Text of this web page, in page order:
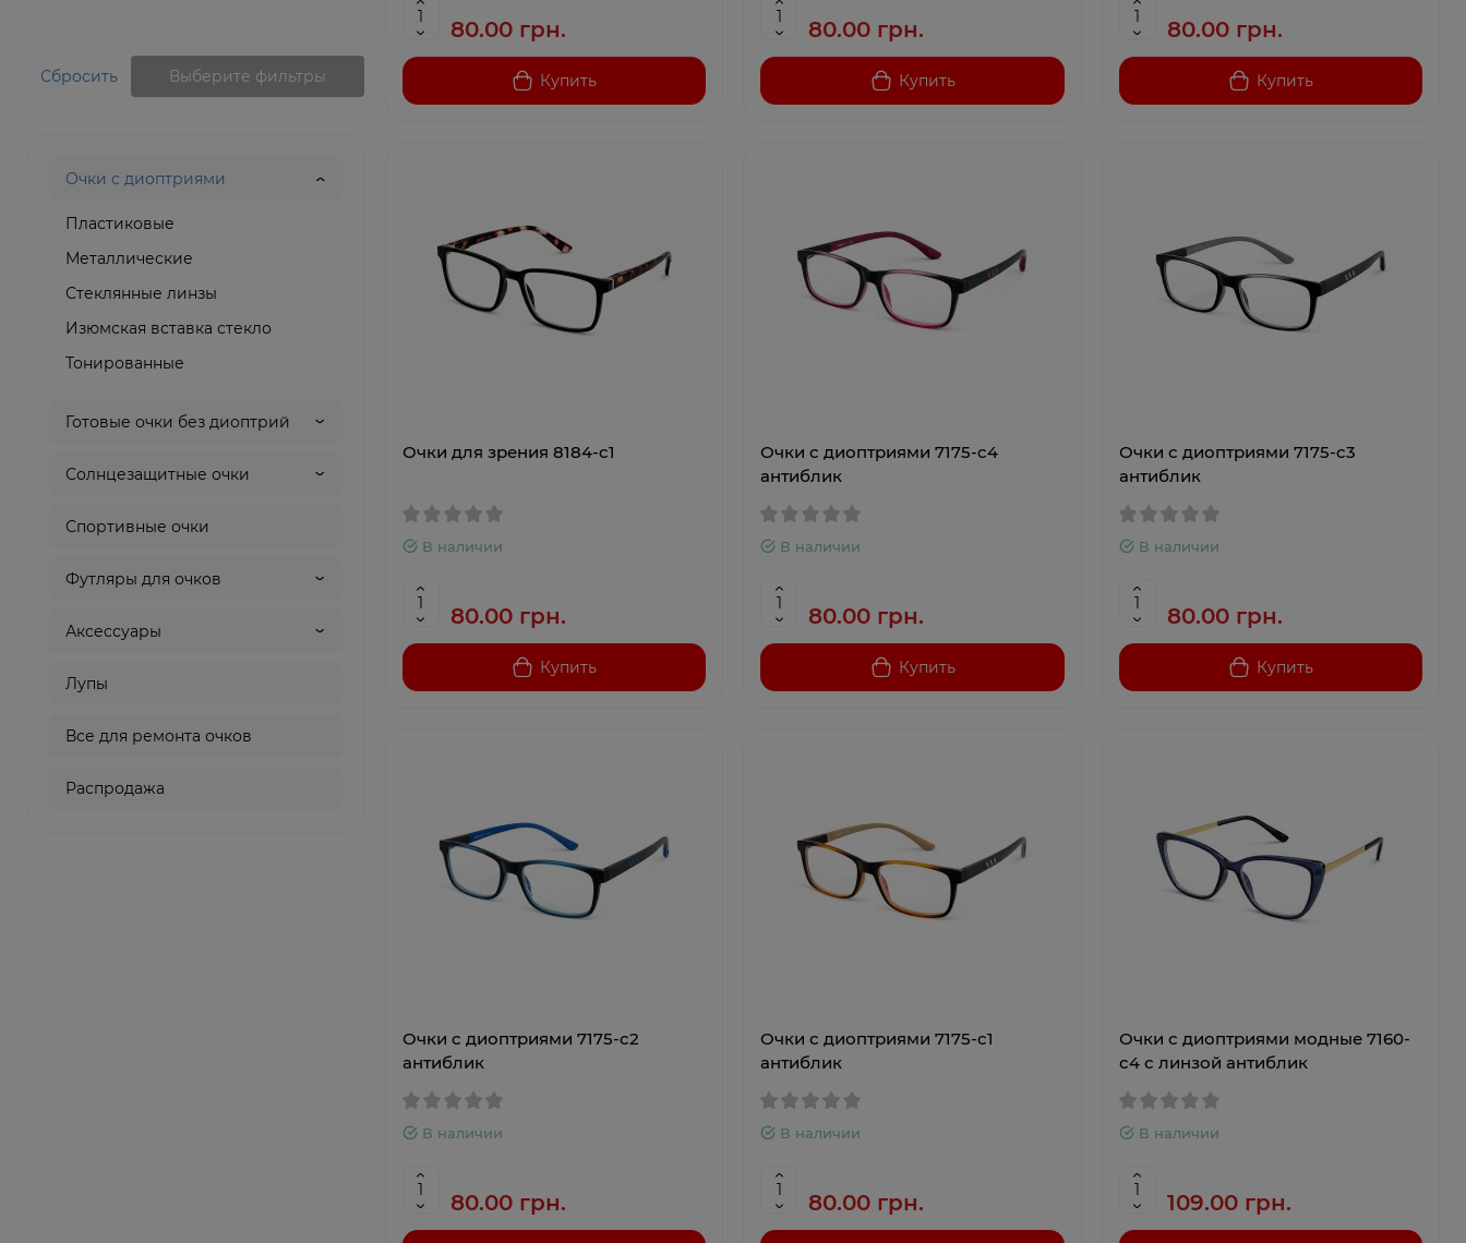
Сбросить Выберите фильтры
Очки с диоптриями
Пластиковые
Металлические
Стеклянные линзы
Изюмская вставка стекло
Тонированные
Готовые очки без диоптрий
Солнцезащитные очки
Спортивные очки
Футляры для очков
Аксессуары
Лупы
Все для ремонта очков
Распродажа
80.00 грн.
Купить
80.00 грн.
Купить
80.00 грн.
Купить
Очки для зрения 8184-c1
В наличии
80.00 грн.
Купить
Очки с диоптриями 7175-c4
антиблик
В наличии
80.00 грн.
Купить
Очки с диоптриями 7175-c3
антиблик
В наличии
80.00 грн.
Купить
Очки с диоптриями 7175-c2
антиблик
В наличии
80.00 грн.
Очки с диоптриями 7175-c1
антиблик
В наличии
80.00 грн.
Очки с диоптриями модные 7160-
c4 с линзой антиблик
В наличии
109.00 грн.